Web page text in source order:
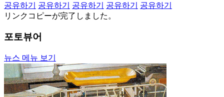
공유하기
공유하기 공유하기 공유하기
공유하기
リンクコピーが完了しました。
포토뷰어
뉴스 메뉴 보기